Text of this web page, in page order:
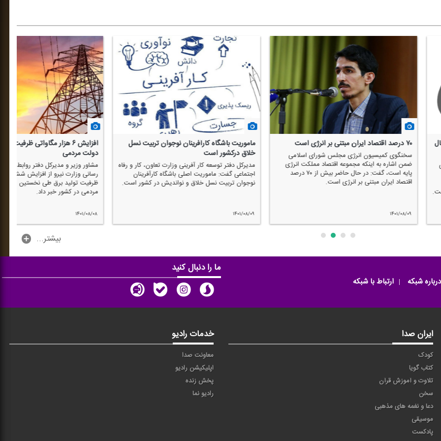
حضور ناظران شرعی در بانك‌ها قدمی مثبت و رو
به جلوست
یك كارشناس حوزه بانكداری اسلامی حضور ناظران
شرعی در بانك‌های كشور را قدمی مثبت و رو به جلو
توصیف كرد.
سرشماری ثبتی مبنا از پیشروترین روش های جمع
آوری اطلاعات
رئیس گروه سرشماری دفتر جمعیت نیروی كار و
سرشماری مركز آمار ایران گفت: سرشماری ثبتی مبنا از
پیشروترین روش های جمع آوری اطلاعات در دنیاست.
ایجاد اشتغال مولد و پایدار با مهارت آموزی در
محیط كار واقعی
معاون آموزش سازمان آموزش فنی و حرفه ای
گفت: طرح مهارت آموزی در محیط كار واقعی به
اشتغال مولد و پایدار در جامعه كمك شایان
خواهد كرد.
...بیشتر
درباره شبکه ارتباط با شبکه
ما را دنبال کنید
ایران صدا
کودک
کتاب گویا
تلاوت و آموزش قرآن
سخن
دعا و نغمه های مذهبی
موسیقی
پادکست
خدمات رادیو
معاونت صدا
اپلیکیشن رادیو
پخش زنده
رادیو نما